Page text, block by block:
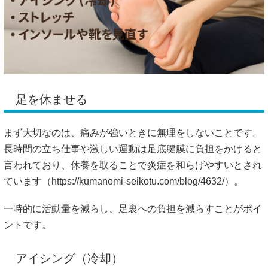
足を休ませる
まず大切なのは、痛みが強いときに無理をしないことです。
長時間の立ち仕事や激しい運動は足底腱膜に負担をかけると
言われており、休養を取ることで炎症を和らげやすいとされ
ています（ https://kumanomi-seikotu.com/blog/4632/）。
一時的に活動量を減らし、足裏への負担を減らすことがポイ
ントです。
アイシング（冷却）